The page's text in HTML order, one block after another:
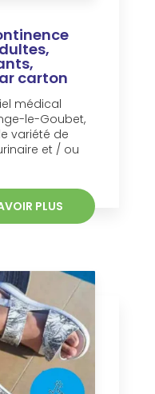
carton
médical
le-Goubet,
variété de
et / ou
PLUS